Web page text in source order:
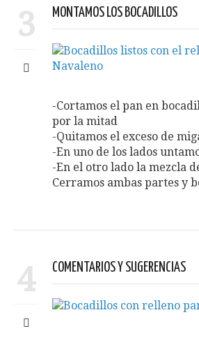
3 MONTAMOS LOS BOCADILLOS
-Cortamos el pan en
por la mitad
-Quitamos el exceso de
-En uno de los lados
-En el otro lado la mezcla
Cerramos ambas partes y
4 COMENTARIOS Y SUGERENCIAS